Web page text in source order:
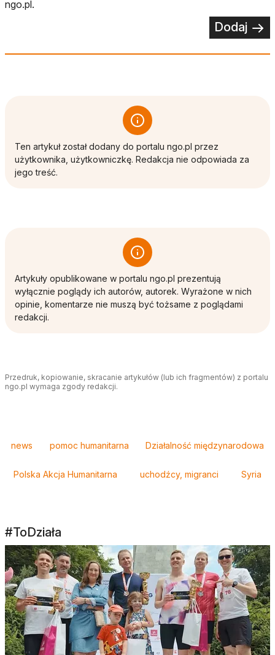
ngo.pl.
Dodaj
Ten artykuł został dodany do portalu ngo.pl przez
użytkownika, użytkowniczkę. Redakcja nie odpowiada za
jego treść.
Artykuły opublikowane w portalu ngo.pl prezentują
wyłącznie poglądy ich autorów, autorek. Wyrażone w nich
opinie, komentarze nie muszą być tożsame z poglądami
redakcji.
Przedruk, kopiowanie, skracanie artykułów (lub ich fragmentów) z portalu
ngo.pl wymaga zgody redakcji.
news pomoc humanitarna Działalność międzynarodowa
Polska Akcja Humanitarna uchodźcy, migranci Syria
#ToDziała